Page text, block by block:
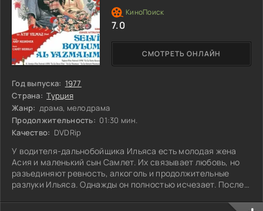
Год выпуска: 1977
Страна: Турция
Жанр: драма, мелодрама
Продолжительность: 01:30 мин.
Качество: DVDRip
У водителя-дальнобойщика Ильяса есть молодая жена
Асия и маленький сын Самлет. Их связывает любовь, но
разъединяют ревность, алкоголь и продолжительные
разлуки Ильяса. Однажды он полностью исчезает. После
привязанность к обаятельному Кемситу, и Самлет
СМОТРЕТЬ ОНЛАЙН
7.0